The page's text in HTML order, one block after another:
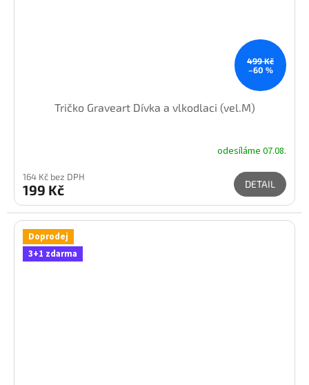
499 Kč
–60 %
Tričko Graveart Dívka a vlkodlaci (vel.M)
odesíláme 07.08.
164 Kč bez DPH
199 Kč DETAIL
Doprodej
3+1 zdarma